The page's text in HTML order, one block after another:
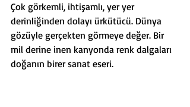
Çok görkemli, ihtişamlı, yer yer
derinliğinden dolayı ürkütücü. Dünya
gözüyle gerçekten görmeye değer. Bir
mil derine inen kanyonda renk dalgaları
doğanın birer sanat eseri.